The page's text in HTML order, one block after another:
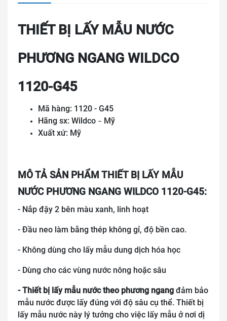
THIẾT BỊ LẤY MẪU NƯỚC
PHƯƠNG NGANG WILDCO
1120-G45
Mã hàng: 1120 - G45
Hãng sx: Wildco – Mỹ
Xuất xứ: Mỹ
MÔ TẢ SẢN PHẨM THIẾT BỊ LẤY MẪU
NƯỚC PHƯƠNG NGANG WILDCO 1120-G45:
- Nắp đậy 2 bên màu xanh, linh hoạt
- Đầu neo làm bằng thép không gỉ, độ bền cao.
- Không dùng cho lấy mẫu dung dịch hóa học
- Dùng cho các vùng nước nông hoặc sâu
- Thiết bị lấy mẫu nước theo phương ngang đảm bảo
mẫu nước được lấy đúng với độ sâu cụ thể. Thiết bị
lấy mẫu nước này lý tưởng cho việc lấy mẫu ở nơi dị